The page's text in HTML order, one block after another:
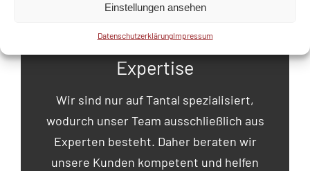
Einstellungen ansehen
DatenschutzerklärungImpressum
Expertise
Wir sind nur auf Tantal spezialisiert,
wodurch unser Team ausschließlich aus
Experten besteht. Daher beraten wir
unsere Kunden kompetent und helfen